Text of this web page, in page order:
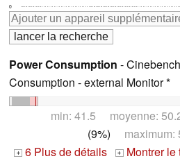
0
Power Consumption -
Consumption - external Monitor *
min: 41.5 moyenne:
(9%) maximum:
+ 6 Plus de détails + Montrer le